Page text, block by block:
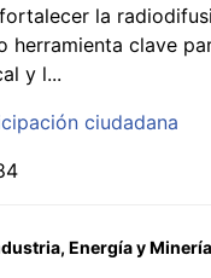
la
herramienta clave
y l...
ciudadana
Energía y Minería